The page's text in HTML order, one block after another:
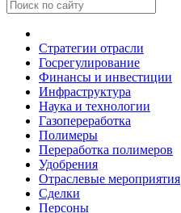
Стратегии отрасли
Госрегулирование
Финансы и инвестиции
Инфраструктура
Наука и технологии
Газопереработка
Полимеры
Переработка полимеров
Удобрения
Отраслевые мероприятия
Сделки
Персоны